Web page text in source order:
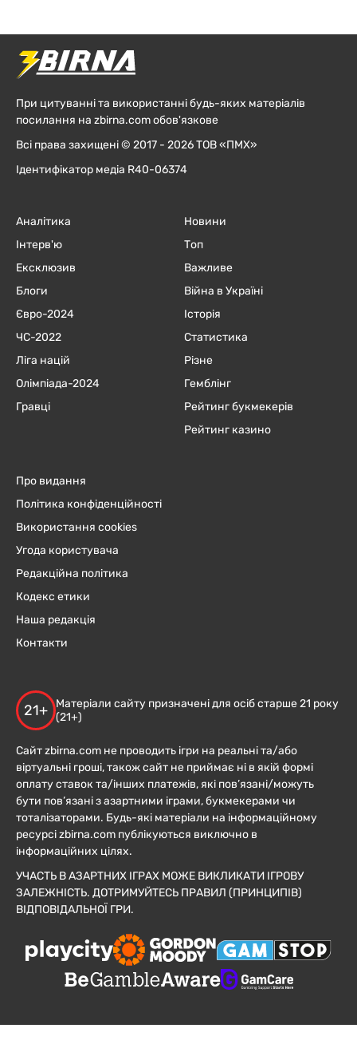
При цитуванні та використанні будь-яких матеріалів
посилання на zbirna.com обов'язкове
Всі права захищені © 2017 - 2026 ТОВ «ПМХ»
Ідентифікатор медіа R40-06374
Аналітика
Інтерв'ю
Ексклюзив
Блоги
Євро-2024
ЧC-2022
Ліга націй
Олімпіада-2024
Гравці
Новини
Топ
Важливе
Війна в Україні
Історія
Статистика
Різне
Гемблінг
Рейтинг букмекерів
Рейтинг казино
Про видання
Політика конфіденційності
Використання cookies
Угода користувача
Редакційна політика
Кодекс етики
Наша редакція
Контакти
21+
Матеріали сайту призначені для осіб старше 21 року
(21+)
Сайт zbirna.com не проводить ігри на реальні та/або
віртуальні гроші, також сайт не приймає ні в якій формі
оплату ставок та/інших платежів, які пов’язані/можуть
бути пов’язані з азартними іграми, букмекерами чи
тоталізаторами. Будь-які матеріали на інформаційному
ресурсі zbirna.com публікуються виключно в
інформаційних цілях.
УЧАСТЬ В АЗАРТНИХ ІГРАХ МОЖЕ ВИКЛИКАТИ ІГРОВУ
ЗАЛЕЖНІСТЬ. ДОТРИМУЙТЕСЬ ПРАВИЛ (ПРИНЦИПІВ)
ВІДПОВІДАЛЬНОЇ ГРИ.